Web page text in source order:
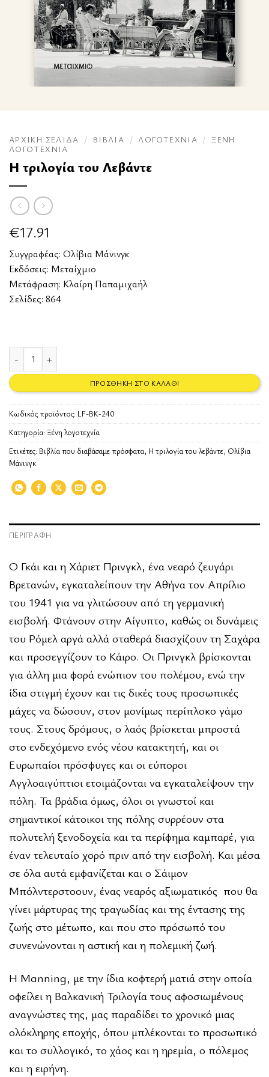
ΑΡΧΙΚΉ ΣΕΛΊΔΑ / ΒΙΒΛΊΑ / ΛΟΓΟΤΕΧΝΊΑ / ΞΈΝΗ
ΛΟΓΟΤΕΧΝΊΑ
Η τριλογία του Λεβάντε
€17.91
Συγγραφέας: Ολίβια Μάνινγκ
Εκδόσεις: Μεταίχμιο
Μετάφραση: Κλαίρη Παπαμιχαήλ
Σελίδες: 864
Η τριλογία του Λεβάντε ποσότητα
ΠΡΟΣΘΉΚΗ ΣΤΟ ΚΑΛΆΘΙ
Κωδικός προϊόντος: LF-BK-240
Κατηγορία: Ξένη λογοτεχνία
Ετικέτες: Βιβλία που διαβάσαμε πρόσφατα, Η τριλογία του λεβάντε, Ολίβια
Μάνινγκ
ΠΕΡΙΓΡΑΦΉ
Ο Γκάι και η Χάριετ Πρινγκλ, ένα νεαρό ζευγάρι
Βρετανών, εγκαταλείπουν την Αθήνα τον Απρίλιο
του 1941 για να γλιτώσουν από τη γερμανική
εισβολή. Φτάνουν στην Αίγυπτο, καθώς οι δυνάμεις
του Ρόμελ αργά αλλά σταθερά διασχίζουν τη Σαχάρα
και προσεγγίζουν το Κάιρο. Οι Πρινγκλ βρίσκονται
για άλλη μια φορά ενώπιον του πολέμου, ενώ την
ίδια στιγμή έχουν και τις δικές τους προσωπικές
μάχες να δώσουν, στον μονίμως περίπλοκο γάμο
τους. Στους δρόμους, ο λαός βρίσκεται μπροστά
στο ενδεχόμενο ενός νέου κατακτητή, και οι
Ευρωπαίοι πρόσφυγες και οι εύποροι
Αγγλοαιγύπτιοι ετοιμάζονται να εγκαταλείψουν την
πόλη. Τα βράδια όμως, όλοι οι γνωστοί και
σημαντικοί κάτοικοι της πόλης συρρέουν στα
πολυτελή ξενοδοχεία και τα περίφημα καμπαρέ, για
έναν τελευταίο χορό πριν από την εισβολή. Και μέσα
σε όλα αυτά εμφανίζεται και ο Σάιμον
Μπόλντερστοουν, ένας νεαρός αξιωματικός που θα
γίνει μάρτυρας της τραγωδίας και της έντασης της
ζωής στο μέτωπο, και που στο πρόσωπό του
συνενώνονται η αστική και η πολεμική ζωή.
Η Manning, με την ίδια κοφτερή ματιά στην οποία
οφείλει η Βαλκανική Τριλογία τους αφοσιωμένους
αναγνώστες της, μας παραδίδει το χρονικό μιας
ολόκληρης εποχής, όπου μπλέκονται το προσωπικό
και το συλλογικό, το χάος και η ηρεμία, ο πόλεμος
και η ειρήνη.